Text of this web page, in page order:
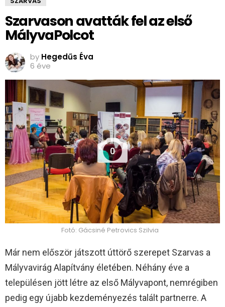
Szarvason avatták fel az első
MályvaPolcot
by Hegedűs Éva
6 éve
0
Fotó: Gácsiné Petrovics Szilvia
Már nem először játszott úttörő szerepet Szarvas a
Mályvavirág Alapítvány életében. Néhány éve a
településen jött létre az első Mályvapont, nemrégiben
pedig egy újabb kezdeményezés talált partnerre. A